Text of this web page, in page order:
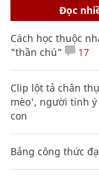
Đọc
Cách học thuộc
"thần chú"
17
Clip lột tả chân
mèo', người tinh
con
Bảng công thức